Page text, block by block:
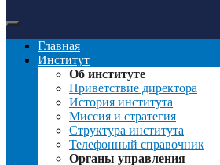
Главная
Институт
Об институте
Приветствие директора
История института
Миссия и стратегия
Структура института
Телефонный справочник
Органы управления